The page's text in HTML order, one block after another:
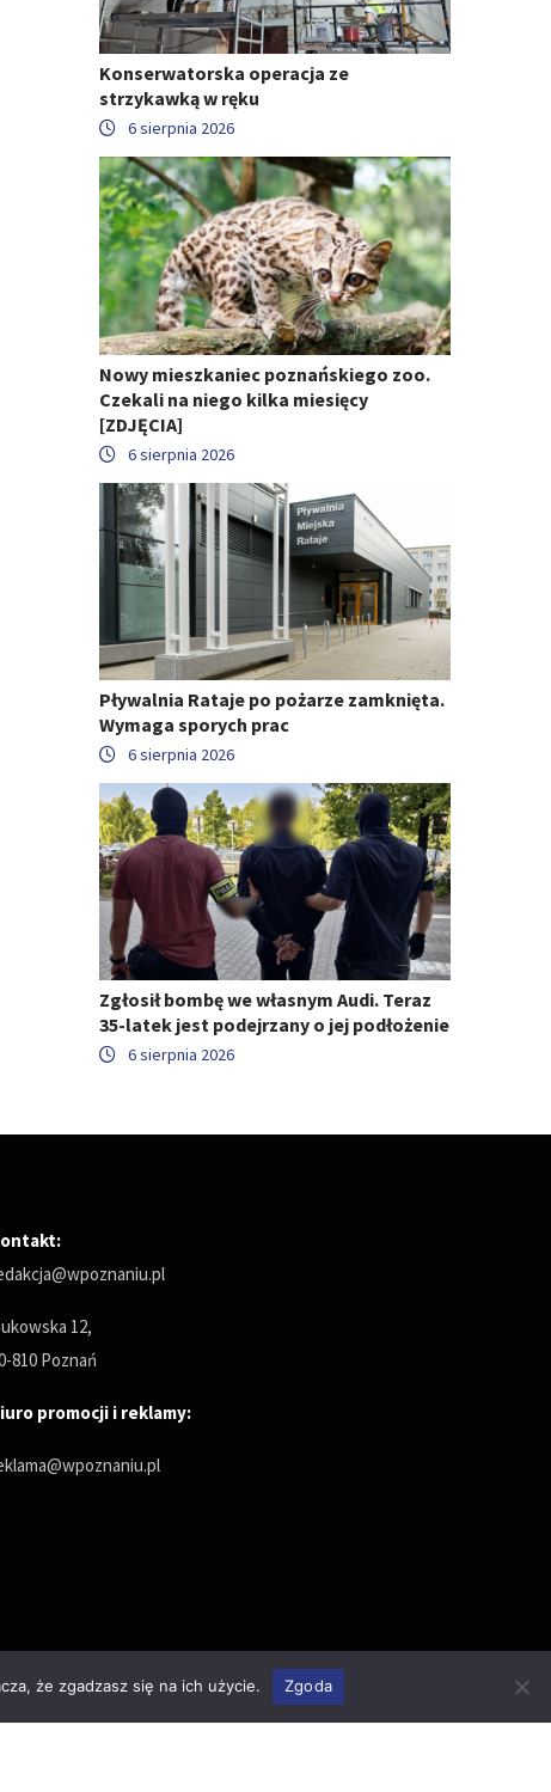
Konserwatorska operacja ze
strzykawką w ręku
6 sierpnia 2026
Nowy mieszkaniec poznańskiego zoo.
Czekali na niego kilka miesięcy
[ZDJĘCIA]
6 sierpnia 2026
Pływalnia Rataje po pożarze zamknięta.
Wymaga sporych prac
6 sierpnia 2026
Zgłosił bombę we własnym Audi. Teraz
35-latek jest podejrzany o jej podłożenie
6 sierpnia 2026
12,
810 Poznań
promocji i reklamy:
że zgadzasz się na ich użycie. Zgoda